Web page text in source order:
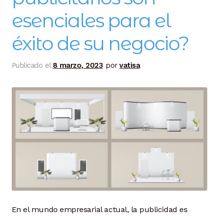
esenciales para el
éxito de su negocio?
Publicado el 8 marzo, 2023 porvatisa
En el mundo empresarial actual, la publicidad es